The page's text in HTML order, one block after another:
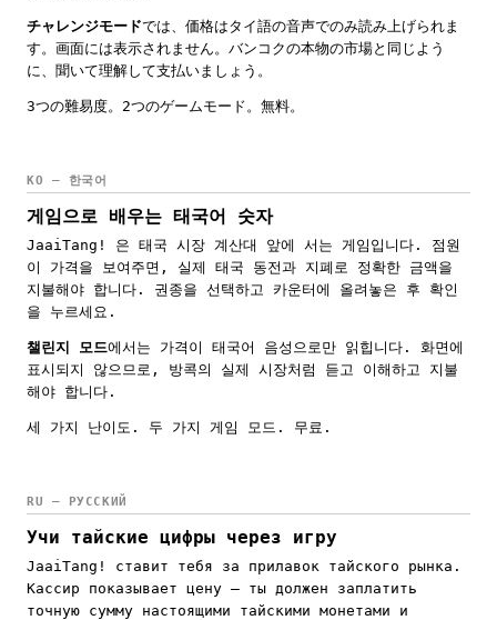
チャレンジモードでは、価格はタイ語の音声でのみ読み上げられま
す。画面には表示されません。バンコクの本物の市場と同じよう
に、聞いて理解して支払いましょう。
3つの難易度。2つのゲームモード。無料。
KO — 한국어
게임으로 배우는 태국어 숫자
JaaiTang! 은 태국 시장 계산대 앞에 서는 게임입니다. 점원
이 가격을 보여주면, 실제 태국 동전과 지폐로 정확한 금액을
지불해야 합니다. 권종을 선택하고 카운터에 올려놓은 후 확인
을 누르세요.
챌린지 모드에서는 가격이 태국어 음성으로만 읽힙니다. 화면에
표시되지 않으므로, 방콕의 실제 시장처럼 듣고 이해하고 지불
해야 합니다.
세 가지 난이도. 두 가지 게임 모드. 무료.
RU — РУССКИЙ
Учи тайские цифры через игру
JaaiTang! ставит тебя за прилавок тайского рынка.
Кассир показывает цену — ты должен заплатить
точную сумму настоящими тайскими монетами и